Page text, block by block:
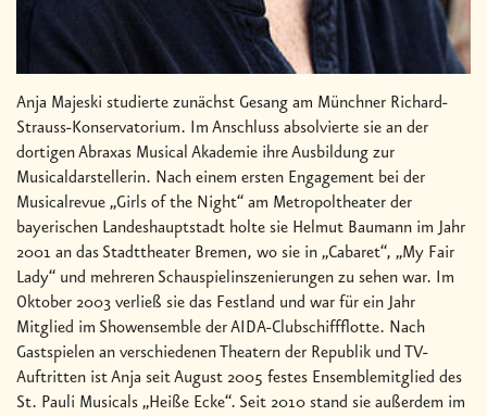
Anja Majeski studierte zunächst Gesang am Münchner Richard-
Strauss-Konservatorium. Im Anschluss absolvierte sie an der
dortigen Abraxas Musical Akademie ihre Ausbildung zur
Musicaldarstellerin. Nach einem ersten Engagement bei der
Musicalrevue „Girls of the Night“ am Metropoltheater der
bayerischen Landeshauptstadt holte sie Helmut Baumann im Jahr
2001 an das Stadttheater Bremen, wo sie in „Cabaret“, „My Fair
Lady“ und mehreren Schauspielinszenierungen zu sehen war. Im
Oktober 2003 verließ sie das Festland und war für ein Jahr
Mitglied im Showensemble der AIDA-Clubschiffflotte. Nach
Gastspielen an verschiedenen Theatern der Republik und TV-
Auftritten ist Anja seit August 2005 festes Ensemblemitglied des
St. Pauli Musicals „Heiße Ecke“. Seit 2010 stand sie außerdem im